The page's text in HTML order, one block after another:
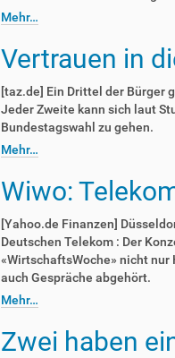
Mehr…
Vertrauen in
[taz.de] Ein Drittel der Bürger
Jeder Zweite kann sich laut
Bundestagswahl zu gehen.
Mehr…
Wiwo:
[Yahoo.de Finanzen]
Deutschen Telekom : Der
«WirtschaftsWoche» nicht
auch Gespräche abgehört.
Mehr…
Zwei haben